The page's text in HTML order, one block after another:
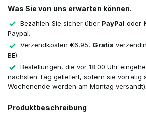
Was Sie von uns erwarten können.
Bezahlen Sie sicher über PayPal oder
Paypal.
Verzendkosten €6,95, Gratis
BE).
Bestellungen, die vor 18:00 Uhr
nächsten Tag geliefert, sofern sie vorrätig
Wochenende werden am Montag versandt).
Produktbeschreibung